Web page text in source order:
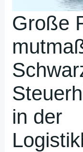
Große
in der